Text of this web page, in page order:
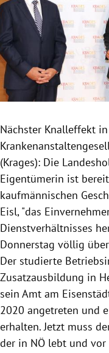
Untermenü
Untermenü
Untermenü
Nächster Knalleffekt
(Krages): Die
Eigentümerin ist
kaufmännischen
Eisl, "das
Dienstverhältnisses
Donnerstag völlig
Der studierte
Zusatzausbildung in
sein Amt am
2020 angetreten und
erhalten. Jetzt muss
der in NÖ lebt und vor